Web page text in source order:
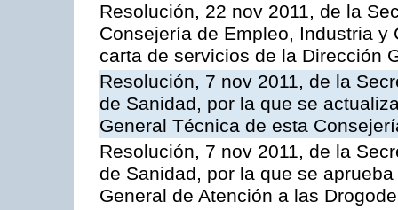
Resolución, 22 nov 2011, de la
Consejería de Empleo, Industria
carta de servicios de la Dirección
Resolución, 7 nov 2011, de la
de Sanidad, por la que se
General Técnica de esta
Resolución, 7 nov 2011, de la
de Sanidad, por la que se
General de Atención a las